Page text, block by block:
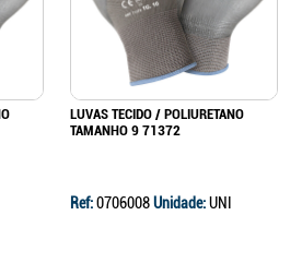
LUVAS TECIDO / POLIURETANO
TAMANHO 9 71372
Ref:0706008Unidade:UNI
Continuar a comprar